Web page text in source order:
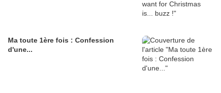
Ma toute 1ère fois : Confession
d'une...